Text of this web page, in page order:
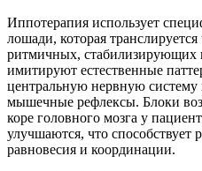
Иппотерапия использует
лошади, которая
ритмичных, стабилизирующих
имитируют естественные
центральную нервную систему
мышечные рефлексы. Блоки
коре головного мозга у
улучшаются, что способствует
равновесия и координации.